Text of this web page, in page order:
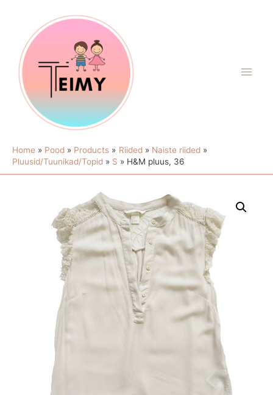
Home Pood Products Riided
Naiste riided
Pluusid/Tuunikad/Topid
S H&M pluus, 36